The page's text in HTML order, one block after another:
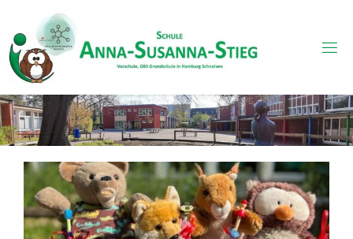
content